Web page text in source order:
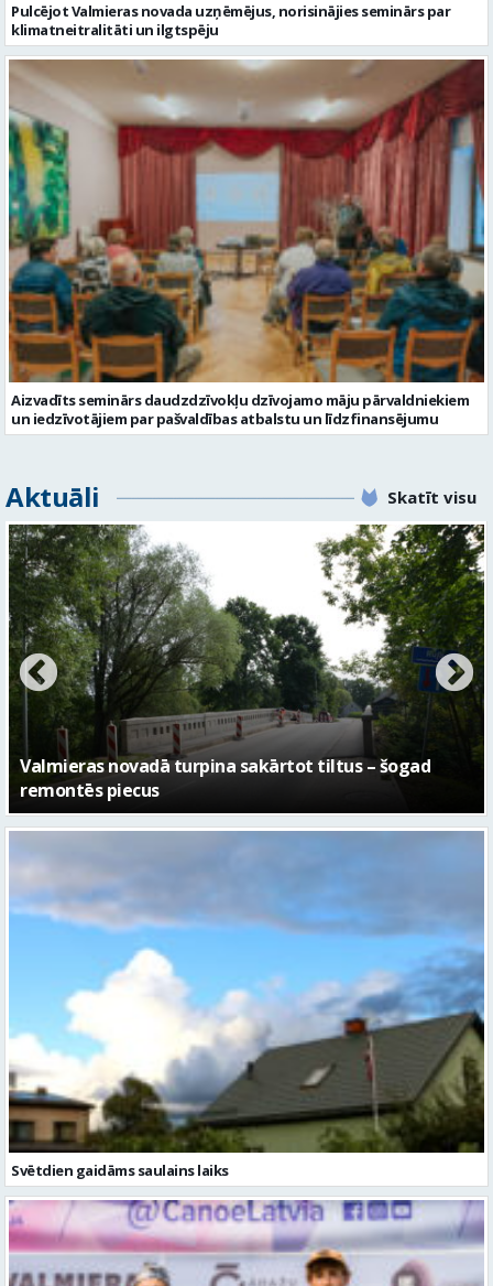
Pulcējot Valmieras novada uzņēmējus, norisinājies seminārs par
klimatneitralitāti un ilgtspēju
Aizvadīts seminārs daudzdzīvokļu dzīvojamo māju pārvaldniekiem
un iedzīvotājiem par pašvaldības atbalstu un līdzfinansējumu
Aktuāli Skatīt visu
No pagaidu teātra līdz laikmetīgās kultūras centram
– kā attīstīsies “Kurtuve”
Svētdien gaidāms saulains laiks